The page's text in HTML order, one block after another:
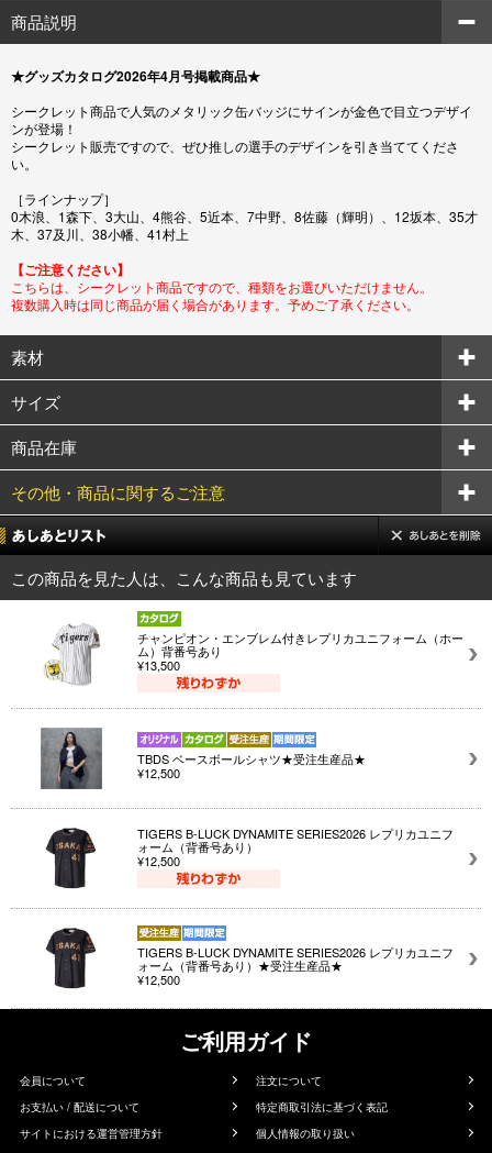
商品説明
★グッズカタログ2026年4月号掲載商品★
シークレット商品で人気のメタリック缶バッジにサインが金色で目立つデザイ
ンが登場！
シークレット販売ですので、ぜひ推しの選手のデザインを引き当ててくださ
い。
［ラインナップ］
0木浪、1森下、3大山、4熊谷、5近本、7中野、8佐藤（輝明）、12坂本、35才
木、37及川、38小幡、41村上
【ご注意ください】
こちらは、シークレット商品ですので、種類をお選びいただけません。
複数購入時は同じ商品が届く場合があります。予めご了承ください。
素材
サイズ
商品在庫
その他・商品に関するご注意
この商品を見た人は、こんな商品も見ています
チャンピオン・エンブレム付きレプリカユニフォーム（ホー
ム）背番号あり
¥13,500
TBDS ベースボールシャツ★受注生産品★
¥12,500
TIGERS B-LUCK DYNAMITE SERIES2026 レプリカユニフ
ォーム（背番号あり）
¥12,500
TIGERS B-LUCK DYNAMITE SERIES2026 レプリカユニフ
ォーム（背番号あり）★受注生産品★
¥12,500
ご利用ガイド
会員について
注文について
お支払い / 配送について
特定商取引法に基づく表記
サイトにおける運営管理方針
個人情報の取り扱い